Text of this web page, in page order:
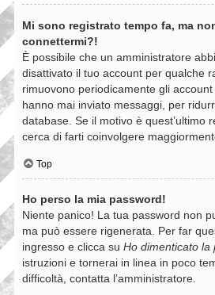
Mi sono registrato tempo fa, ma
connettermi?!
È possibile che un amministratore
disattivato il tuo account per qualche
rimuovono periodicamente gli
hanno mai inviato messaggi, per
database. Se il motivo è quest’ultimo
cerca di farti coinvolgere
Top
Ho perso la mia password!
Niente panico! La tua password non
ma può essere rigenerata. Per far
ingresso e clicca su Ho dimenticato la
istruzioni e tornerai in linea in poco
difficoltà, contatta l’amministratore.